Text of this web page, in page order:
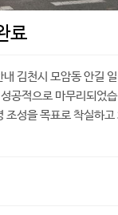
료
김천시 모암동 안길
공적으로 마무리되었
조성을 목표로 착실하고